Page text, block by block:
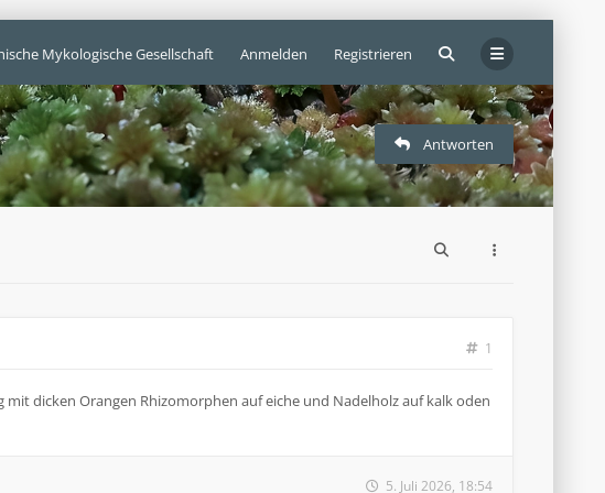
Mykologische Gesellschaft Anmelden Registrieren
Antworten
1
dicken Orangen Rhizomorphen auf eiche und Nadelholz auf kalk oden
5. Juli 2026, 18:54